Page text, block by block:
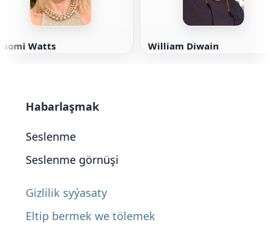
Watts William Diwain
Habarlaşmak
Seslenme
Seslenme görnüşi
Gizlilik syýasaty
Eltip bermek we tölemek